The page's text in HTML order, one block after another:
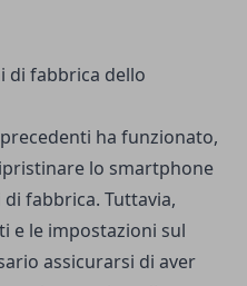
di fabbrica dello
ha funzionato,
lo smartphone
fabbrica. Tuttavia,
e le impostazioni sul
assicurarsi di aver